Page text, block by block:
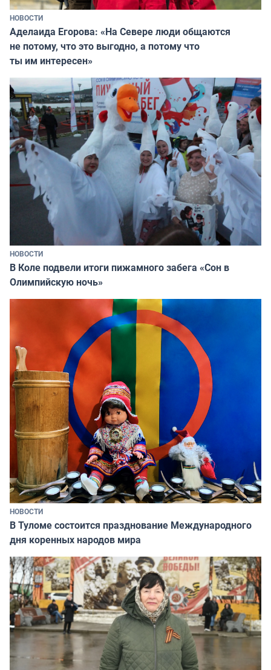
НОВОСТИ
Аделаида Егорова: «На Севере люди общаются
не потому, что это выгодно, а потому что
ты им интересен»
НОВОСТИ
В Коле подвели итоги пижамного забега «Сон в
Олимпийскую ночь»
НОВОСТИ
В Туломе состоится празднование Международного
дня коренных народов мира